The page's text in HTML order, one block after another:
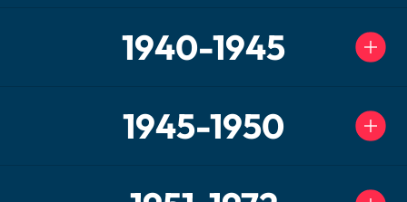
1940-1945
1945-1950